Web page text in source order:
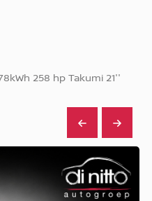
258 hp Takumi 21''